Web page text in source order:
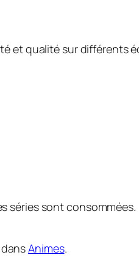
qualité sur différents
sont
dansAnimes.